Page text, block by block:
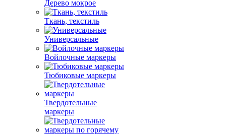
Дерево мокрое
Ткань, текстиль
Универсальные
Войлочные маркеры
Тюбиковые маркеры
Твердотельные
маркеры